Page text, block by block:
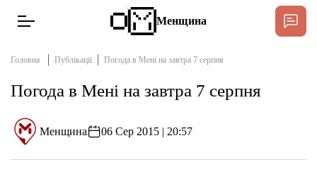
Менщина
Головна Публікації Погода в Мені на завтра 7 серпня
Погода в Мені на завтра 7 серпня
Менщина 06 Сер 2015 | 20:57